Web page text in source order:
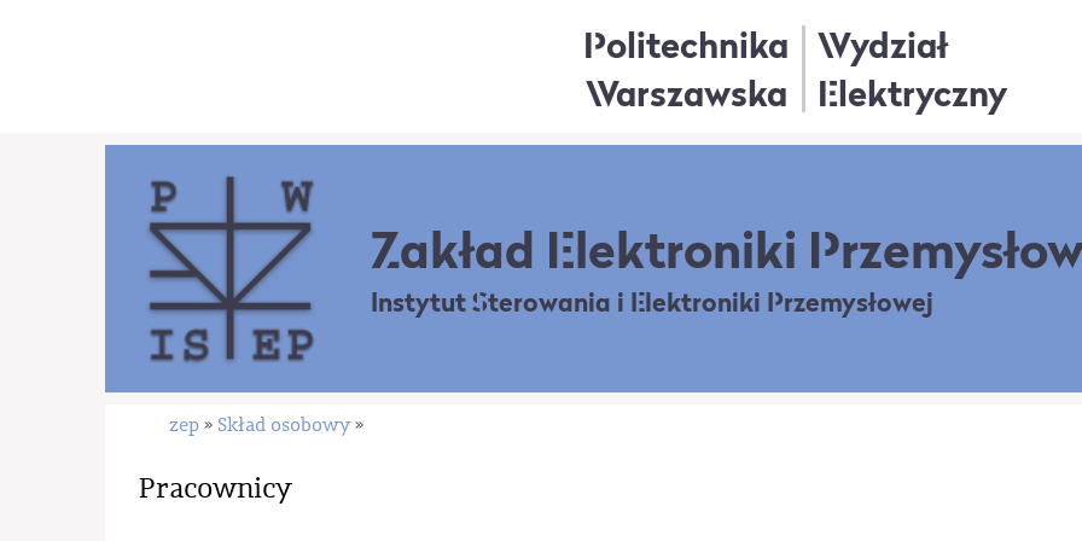
Politechnika
Warszawska
Wydział
Elektryczny
Zakład Elektroniki
Instytut Sterowania i Elektroniki Przemysłowej
zep » Skład osobowy »
Pracownicy